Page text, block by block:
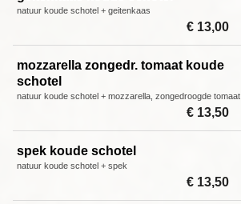
natuur koude schotel + geitenkaas
€ 13,00
mozzarella zongedr. tomaat koude
schotel
natuur koude schotel + mozzarella, zongedroogde tomaat
€ 13,50
spek koude schotel
natuur koude schotel + spek
€ 13,50